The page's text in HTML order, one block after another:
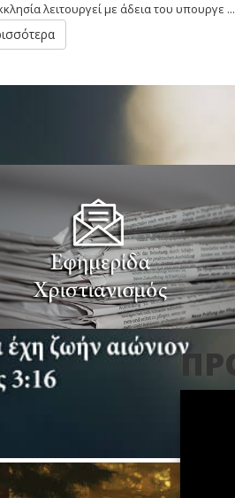
λειτουργεί με άδεια του υπουργε ...